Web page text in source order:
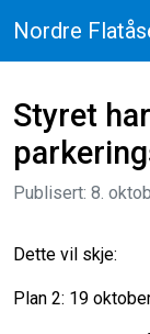
Nordre
Styret
Publisert: 8.
Dette vil skje:
Plan 2: 19